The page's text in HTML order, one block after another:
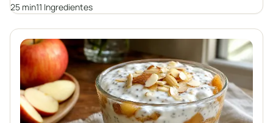
25 min11 Ingredientes